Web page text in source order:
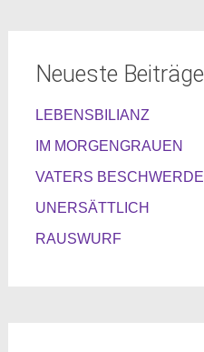
Neueste Beiträge
LEBENSBILIANZ
IM MORGENGRAUEN
VATERS BESCHWERDE
UNERSÄTTLICH
RAUSWURF